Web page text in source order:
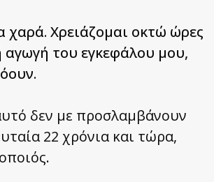
χαρά. Χρειάζομαι οκτώ ώρες
αγωγή του εγκεφάλου μου,
δεν με προσλαμβάνουν
22 χρόνια και τώρα,